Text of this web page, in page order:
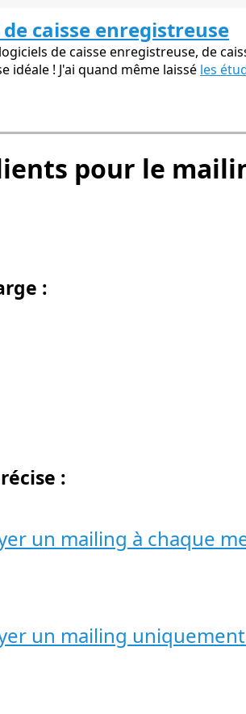
caisse enregistreuse
de caisse enregistreuse, de
idéale ! J'ai quand même laissé les
pour le
:
:
un mailing à chaque
un mailing